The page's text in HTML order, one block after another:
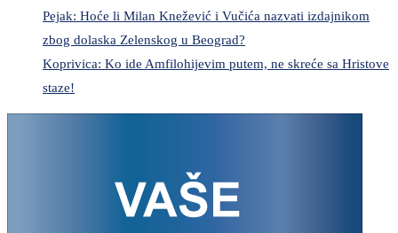
Pejak: Hoće li Milan Knežević i Vučića nazvati izdajnikom
zbog dolaska Zelenskog u Beograd?
Koprivica: Ko ide Amfilohijevim putem, ne skreće sa Hristove
staze!